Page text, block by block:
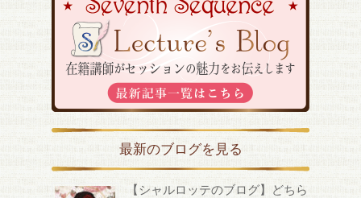
最新のブログを見る
【シャルロッテのブログ】どちら